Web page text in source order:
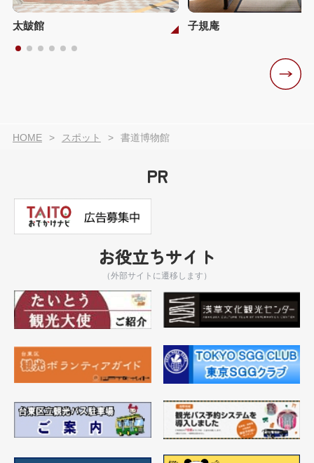
太皷館 子規庵
HOME スポット 書道博物館
PR
お役立ちサイト
（外部サイトに遷移します）